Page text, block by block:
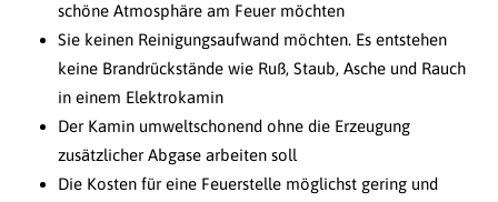
schöne Atmosphäre am Feuer möchten
Sie keinen Reinigungsaufwand möchten. Es entstehen
keine Brandrückstände wie Ruß, Staub, Asche und Rauch
in einem Elektrokamin
Der Kamin umweltschonend ohne die Erzeugung
zusätzlicher Abgase arbeiten soll
Die Kosten für eine Feuerstelle möglichst gering und